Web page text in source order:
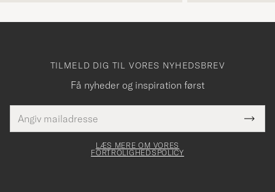
TILMELD DIG TIL VORES NYHEDSBREV
Få nyheder og inspiration først
mailadresse
skal
Tack
för
LÆS MERE OM VORES
FORTROLIGHEDSPOLICY